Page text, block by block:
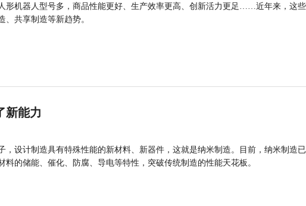
形机器人型号多，商品性能更好、生产效率更高、创新活力更足……近年来，这
共享制造等新趋势。
新能力
，设计制造具有特殊性能的新材料、新器件，这就是纳米制造。目前，纳米制造
的储能、催化、防腐、导电等特性，突破传统制造的性能天花板。